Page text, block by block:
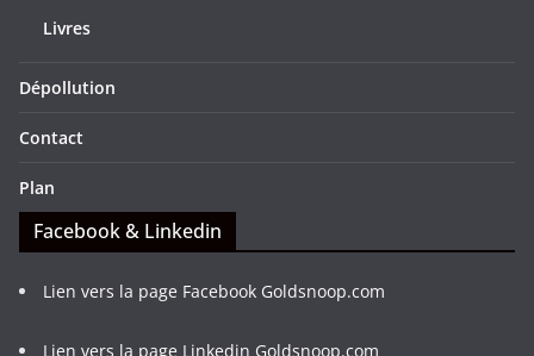
Livres
Dépollution
Contact
Plan
Facebook & Linkedin
Lien vers la page Facebook Goldsnoop.com
Lien vers la page Linkedin Goldsnoop.com